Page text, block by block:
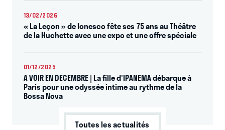
13/02/2026
« La Leçon » de Ionesco fête ses 75 ans au Théâtre
de la Huchette avec une expo et une offre spéciale
01/12/2025
A VOIR EN DECEMBRE | La fille d'IPANEMA débarque à
Paris pour une odyssée intime au rythme de la
Bossa Nova
Toutes les actualités